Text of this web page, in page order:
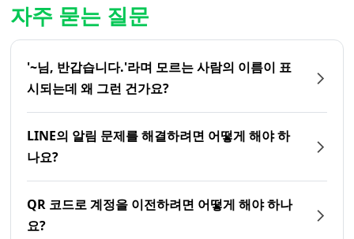
자주 묻는 질문
'~님, 반갑습니다.'라며 모르는 사람의 이름이 표
시되는데 왜 그런 건가요?
LINE의 알림 문제를 해결하려면 어떻게 해야 하
나요?
QR 코드로 계정을 이전하려면 어떻게 해야 하나
요?